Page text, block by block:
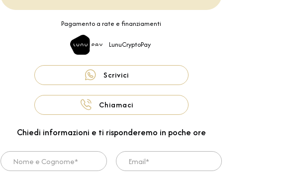
Pagamento a rate e finanziamenti
LunuCryptoPay
Scrivici
Chiamaci
Chiedi informazioni e ti risponderemo in poche ore
Nome e Cognome* Email*